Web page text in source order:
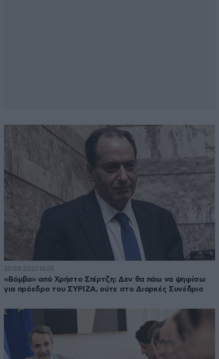
30·08·2023 16:35
«Βόμβα» από Χρήστο Σπίρτζη: Δεν θα πάω να ψηφίσω
για πρόεδρο του ΣΥΡΙΖΑ, ούτε στο Διαρκές Συνέδριο